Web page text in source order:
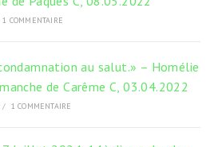
1 COMMENTAIRE
au salut.» – Homélie
de Carême C, 03.04.2022
/ 1 COMMENTAIRE